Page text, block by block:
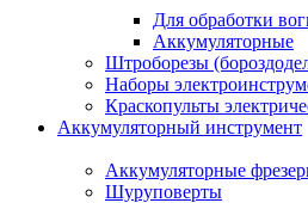
Для обработки
Аккумуляторные
Штроборезы
Наборы
Краскопульты
Аккумуляторный инструмент
Аккумуляторные
Шуруповерты